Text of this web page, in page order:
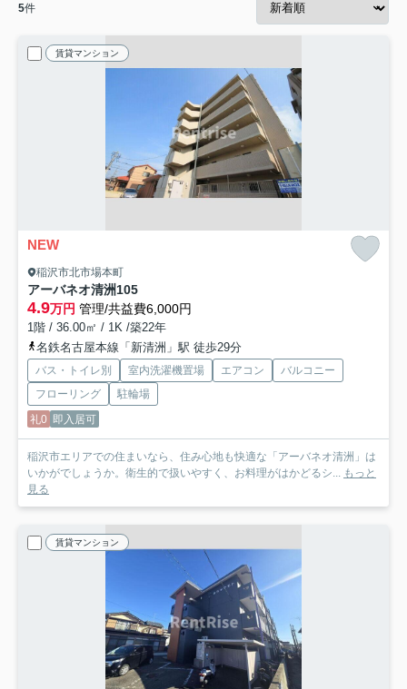
5件
賃貸マンション
NEW
稲沢市北市場本町
アーバネオ清洲105
4.9万円 管理/共益費6,000円
1階 / 36.00㎡ / 1K /築22年
名鉄名古屋本線「新清洲」駅 徒歩29分
バス・トイレ別 室内洗濯機置場 エアコン
バルコニー
フローリング
駐輪場
礼0 即入居可
稲沢市エリアでの住まいなら、住み心地も快適な「アーバネオ清洲」は
いかがでしょうか。衛生的で扱いやすく、お料理がはかどるシ...
もっと
見る
賃貸マンション